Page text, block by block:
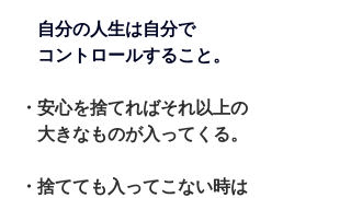
自分の人生は自分で
コントロールすること。
・安心を捨てればそれ以上の
大きなものが入ってくる。
・捨てても入ってこない時は